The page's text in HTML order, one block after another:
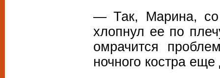
— Так, Марина,
хлопнул ее по
омрачится
ночного костра